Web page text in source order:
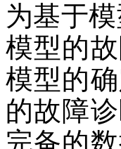
为基于模
模型的
模型的
的故障
完备的